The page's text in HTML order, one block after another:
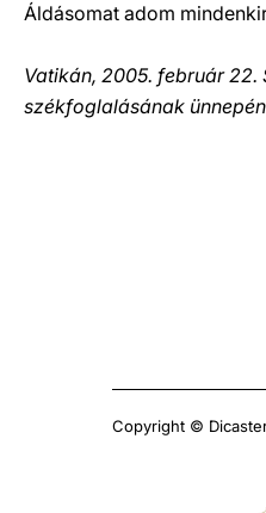
Áldásomat adom
Vatikán, 2005. február 22.
székfoglalásának ünnepén
Copyright ©